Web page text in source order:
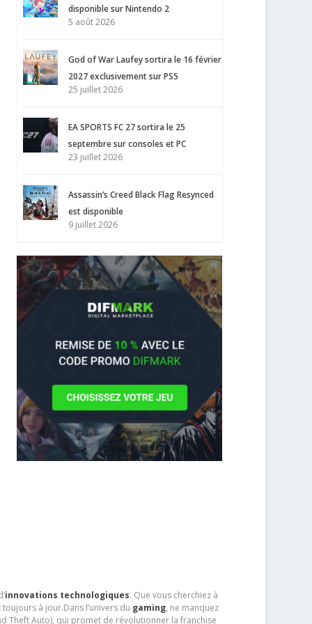
disponible sur Nintendo 2
5 août 2026
God of War Laufey sortira le 16 février
2027 exclusivement sur PS5
25 juillet 2026
EA SPORTS FC 27 sortira le 25
septembre sur consoles et PC
23 juillet 2026
Assassin’s Creed Black Flag Resynced
est disponible
9 juillet 2026
innovations technologiques. Que vous cherchiez à
à jour.Dans l’univers du gaming, ne manquez
Theft Auto), qui promet de révolutionner la franchise